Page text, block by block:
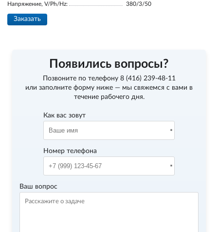
Напряжение, V/Ph/Hz:
380/3/50
Заказать
Появились вопросы?
Позвоните по телефону 8 (416) 239-48-11
или заполните форму ниже — мы свяжемся с вами в
течение рабочего дня.
Как вас зовут
Номер телефона
Ваш вопрос